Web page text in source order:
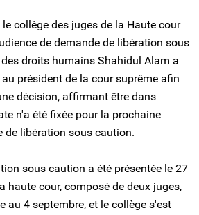
collège des juges de la Haute cour
de demande de libération sous
droits humains Shahidul Alam a
président de la cour suprême afin
décision, affirmant être dans
n'a été fixée pour la prochaine
de libération sous caution.
sous caution a été présentée le 27
haute cour, composé de deux juges,
au 4 septembre, et le collège s'est